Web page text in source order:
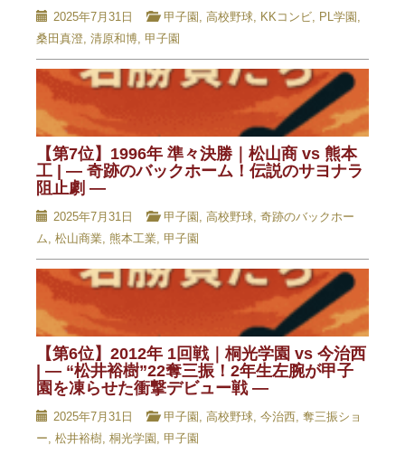
2025年7月31日 甲子園 , 高校野球, KKコンビ, PL学園 ,
桑田真澄, 清原和博, 甲子園
【第7位】1996年 準々決勝｜松山商 vs 熊本
工 | — 奇跡のバックホーム！伝説のサヨナラ
阻止劇 —
2025年7月31日 甲子園 , 高校野球, 奇跡のバックホー
ム, 松山商業, 熊本工業, 甲子園
【第6位】2012年 1回戦｜桐光学園 vs 今治西
| — “松井裕樹”22奪三振！2年生左腕が甲子
園を凍らせた衝撃デビュー戦 —
2025年7月31日 甲子園 , 高校野球, 今治西, 奪三振ショ
ー, 松井裕樹, 桐光学園 , 甲子園